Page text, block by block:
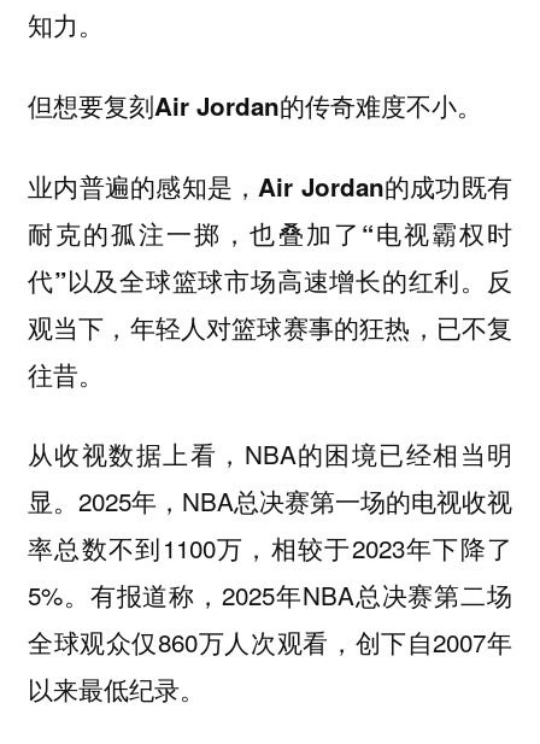
知力。
但想要复刻Air Jordan的传奇难度不小。
业内普遍的感知是，Air Jordan的成功既有
耐克的孤注一掷，也叠加了“电视霸权时
代”以及全球篮球市场高速增长的红利。反
观当下，年轻人对篮球赛事的狂热，已不复
往昔。
从收视数据上看，NBA的困境已经相当明
显。2025年，NBA总决赛第一场的电视收视
率总数不到1100万，相较于2023年下降了
5%。有报道称，2025年NBA总决赛第二场
全球观众仅860万人次观看，创下自2007年
以来最低纪录。